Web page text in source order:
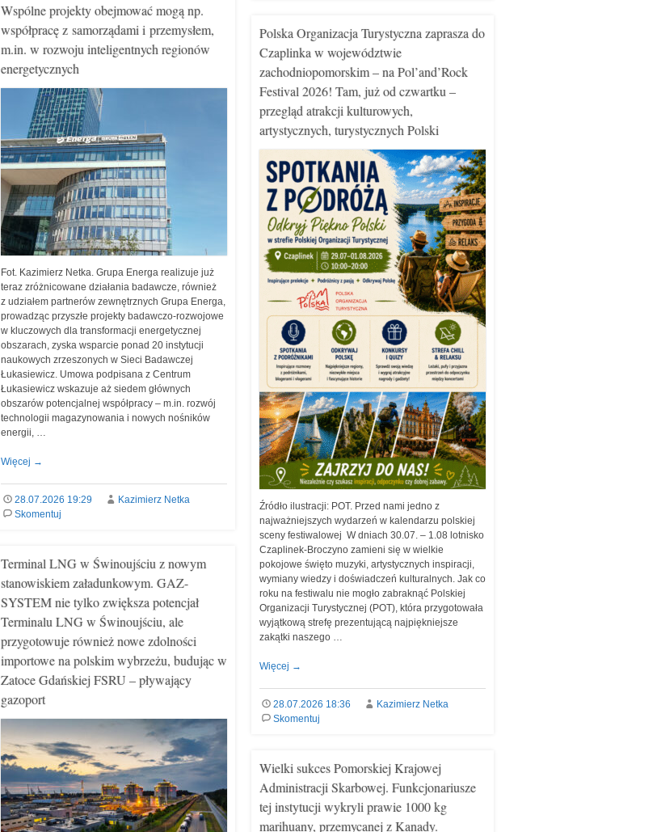
Wspólne projekty obejmować mogą np.
współpracę z samorządami i przemysłem,
m.in. w rozwoju inteligentnych regionów
energetycznych
Fot. Kazimierz Netka. Grupa Energa realizuje już
teraz zróżnicowane działania badawcze, również
z udziałem partnerów zewnętrznych Grupa Energa,
prowadząc przyszłe projekty badawczo-rozwojowe
w kluczowych dla transformacji energetycznej
obszarach, zyska wsparcie ponad 20 instytucji
naukowych zrzeszonych w Sieci Badawczej
Łukasiewicz. Umowa podpisana z Centrum
Łukasiewicz wskazuje aż siedem głównych
obszarów potencjalnej współpracy – m.in. rozwój
technologii magazynowania i nowych nośników
energii, …
Więcej →
28.07.2026 19:29
Kazimierz Netka
Skomentuj
Polska Organizacja Turystyczna zaprasza do
Czaplinka w województwie
zachodniopomorskim – na Pol’and’Rock
Festival 2026! Tam, już od czwartku –
przegląd atrakcji kulturowych,
artystycznych, turystycznych Polski
Źródło ilustracji: POT. Przed nami jedno z
najważniejszych wydarzeń w kalendarzu polskiej
sceny festiwalowej W dniach 30.07. – 1.08 lotnisko
Czaplinek-Broczyno zamieni się w wielkie
pokojowe święto muzyki, artystycznych inspiracji,
wymiany wiedzy i doświadczeń kulturalnych. Jak co
roku na festiwalu nie mogło zabraknąć Polskiej
Organizacji Turystycznej (POT), która przygotowała
wyjątkową strefę prezentującą najpiękniejsze
zakątki naszego …
Więcej →
28.07.2026 18:36
Kazimierz Netka
Skomentuj
Terminal LNG w Świnoujściu z nowym
stanowiskiem załadunkowym. GAZ-
SYSTEM nie tylko zwiększa potencjał
Terminalu LNG w Świnoujściu, ale
przygotowuje również nowe zdolności
importowe na polskim wybrzeżu, budując w
Zatoce Gdańskiej FSRU – pływający
gazoport
Wielki sukces Pomorskiej Krajowej
Administracji Skarbowej. Funkcjonariusze
tej instytucji wykryli prawie 1000 kg
marihuany, przemycanej z Kanady.